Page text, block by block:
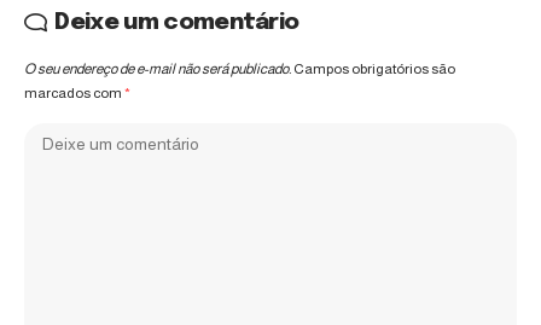
Deixe um comentário
O seu endereço de e-mail não será publicado. Campos obrigatórios são
marcados com *